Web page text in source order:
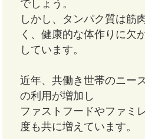
でしょう。
しかし、タンパク質は筋
く、健康的な体作りに欠
しています。
近年、共働き世帯のニー
の利用が増加し
ファストフードやファミ
度も共に増えています。